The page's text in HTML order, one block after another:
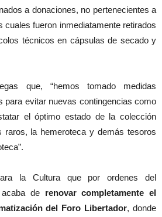
a donaciones, no pertenecientes a
cuales fueron inmediatamente retirados
técnicos en cápsulas de secado y
que, “hemos tomado medidas
para evitar nuevas contingencias como
el óptimo estado de la colección
raros, la hemeroteca y demás tesoros
la Cultura que por ordenes del
de renovar completamente el
del Foro Libertador, donde